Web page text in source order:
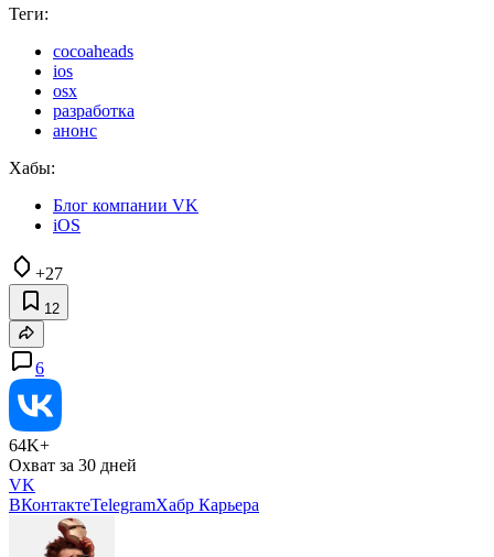
Теги:
cocoaheads
ios
osx
разработка
анонс
Хабы:
Блог компании VK
iOS
+27
12
6
64K+
Охват за 30 дней
VK
ВКонтактеTelegramХабр Карьера